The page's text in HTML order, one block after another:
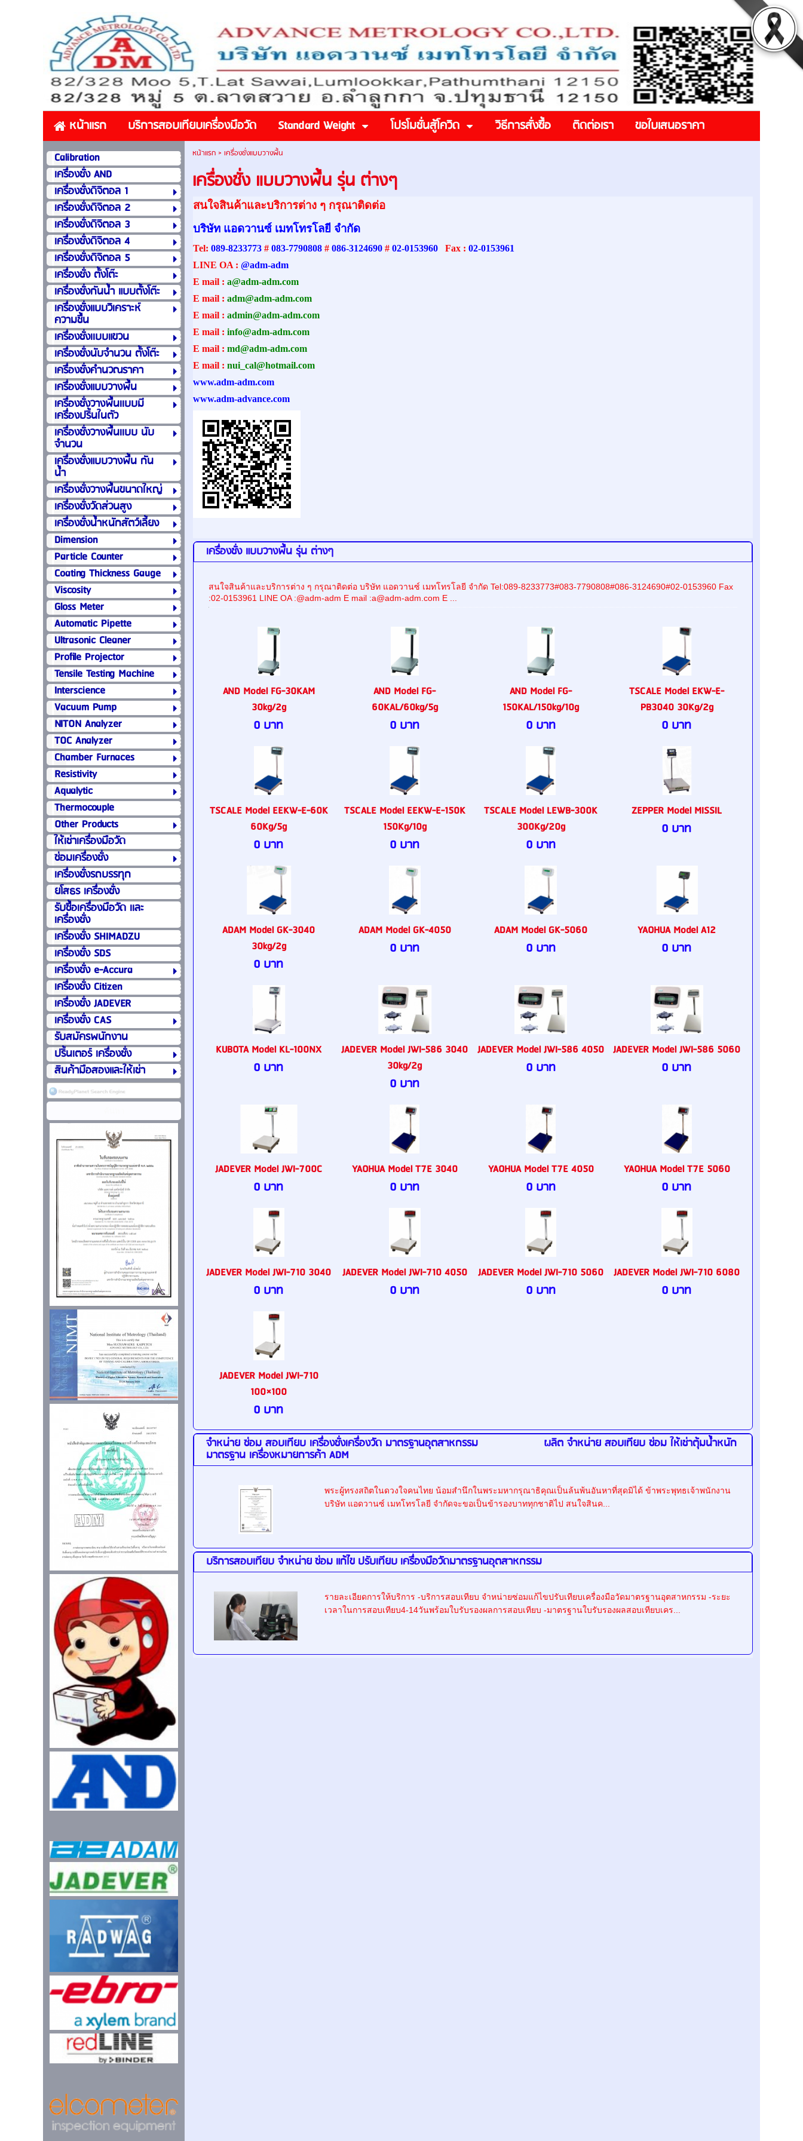
หน้าแรก บริการสอบเทียบเครื่องมือวัด Standard Weight โปรโมชั่นสู้โควิด วิธีการสั่งซื้อ ติดต่อเรา ขอใบเสนอราคา
Calibration
เครื่องชั่ง AND
เครื่องชั่งดิจิตอล 1
เครื่องชั่งดิจิตอล 2
เครื่องชั่งดิจิตอล 3
เครื่องชั่งดิจิตอล 4
เครื่องชั่งดิจิตอล 5
เครื่องชั่ง ตั้งโต๊ะ
เครื่องชั่งกันน้ำ แบบตั้งโต๊ะ
เครื่องชั่งแบบวิเคราะห์
ความชื้น
เครื่องชั่งเเบบแขวน
เครื่องชั่งนับจำนวน ตั้งโต๊ะ
เครื่องชั่งคำนวณราคา
เครื่องชั่งแบบวางพื้น
เครื่องชั่งวางพื้นเเบบมี
เครื่องปริ้นในตัว
เครื่องชั่งวางพื้นเเบบ นับ
จำนวน
เครื่องชั่งแบบวางพื้น กัน
น้ำ
เครื่องชั่งวางพื้นขนาดใหญ่
เครื่องชั่งวัดส่วนสูง
เครื่องชั่งน้ำหนักสัตว์เลี้ยง
Dimension
Particle Counter
Coating Thickness Gauge
Viscosity
Gloss Meter
Automatic Pipette
Ultrasonic Cleaner
Profile Projector
Tensile Testing Machine
Interscience
Vacuum Pump
NITON Analyzer
TOC Analyzer
Chamber Furnaces
Resistivity
Aqualytic
Thermocouple
Other Products
ให้เช่าเครื่องมือวัด
ซ่อมเครื่องชั่ง
เครื่องชั่งรถบรรทุก
ยโสธร เครื่องชั่ง
รับซื้อเครื่องมือวัด เเละ
เครื่องชั่ง
เครื่องชั่ง SHIMADZU
เครื่องชั่ง SDS
เครื่องชั่ง e-Accura
เครื่องชั่ง Citizen
เครื่องชั่ง JADEVER
เครื่องชั่ง CAS
รับสมัครพนักงาน
ปริ้นเตอร์ เครื่องชั่ง
สินค้ามือสองและให้เช่า
หน้าแรก> เครื่องชั่งแบบวางพื้น
เครื่องชั่ง แบบวางพื้น รุ่น ต่างๆ
สนใจสินค้าและบริการต่าง ๆ กรุณาติดต่อ
บริษัท แอดวานซ์ เมทโทรโลยี จำกัด
Tel: 089-8233773# 083-7790808# 086-3124690# 02-0153960Fax : 02-0153961
LINE OA : @adm-adm
E mail : a@adm-adm.com
E mail : adm@adm-adm.com
E mail : admin@adm-adm.com
E mail : info@adm-adm.com
E mail : md@adm-adm.com
E mail : nui_cal@hotmail.com
www.adm-adm.com
www.adm-advance.com
เครื่องชั่ง แบบวางพื้น รุ่น ต่างๆ
สนใจสินค้าและบริการต่าง ๆ กรุณาติดต่อ บริษัท แอดวานซ์ เมทโทรโลยี จำกัด Tel:089-8233773#083-7790808#086-3124690#02-0153960 Fax
:02-0153961 LINE OA :@adm-adm E mail :a@adm-adm.com E ...
AND Model FG-30KAM
30kg/2g
0 บาท
AND Model FG-
60KAL/60kg/5g
0 บาท
AND Model FG-
150KAL/150kg/10g
0 บาท
TSCALE Model EKW-E-
PB3040 30Kg/2g
0 บาท
TSCALE Model EEKW-E-60K
60Kg/5g
0 บาท
TSCALE Model EEKW-E-150K
150Kg/10g
0 บาท
TSCALE Model LEWB-300K
300Kg/20g
0 บาท
ZEPPER Model MISSIL
0 บาท
ADAM Model GK-3040
30kg/2g
0 บาท
ADAM Model GK-4050
0 บาท
ADAM Model GK-5060
0 บาท
YAOHUA Model A12
0 บาท
KUBOTA Model KL-100NX
0 บาท
JADEVER Model JWI-586 3040
30kg/2g
0 บาท
JADEVER Model JWI-586 4050
0 บาท
JADEVER Model JWI-586 5060
0 บาท
JADEVER Model JWI-700C
0 บาท
YAOHUA Model T7E 3040
0 บาท
YAOHUA Model T7E 4050
0 บาท
YAOHUA Model T7E 5060
0 บาท
JADEVER Model JWI-710 3040
0 บาท
JADEVER Model JWI-710 4050
0 บาท
JADEVER Model JWI-710 5060
0 บาท
JADEVER Model JWI-710 6080
0 บาท
JADEVER Model JWI-710
100×100
0 บาท
จำหน่าย ซ่อม สอบเทียบ เครื่องชั่งเครื่องวัด มาตรฐานอุตสาหกรรม ผลิต จำหน่าย สอบเทียบ ซ่อม ให้เช่าตุ้มน้ำหนัก
มาตรฐาน เครื่องหมายการค้า ADM
พระผู้ทรงสถิตในดวงใจคนไทย น้อมสำนึกในพระมหากรุณาธิคุณเป็นล้นพ้นอันหาที่สุดมิได้ ข้าพระพุทธเจ้าพนักงาน
บริษัท แอดวานซ์ เมทโทรโลยี จำกัดจะขอเป็นข้ารองบาททุกชาติไป สนใจสินค...
บริการสอบเทียบ จำหน่าย ซ่อม แก้ไข ปรับเทียบ เครื่องมือวัดมาตรฐานอุตสาหกรรม
รายละเอียดการให้บริการ -บริการสอบเทียบ จำหน่ายซ่อมแก้ไขปรับเทียบเครื่องมือวัดมาตรฐานอุตสาหกรรม -ระยะ
เวลาในการสอบเทียบ4-14วันพร้อมใบรับรองผลการสอบเทียบ -มาตรฐานใบรับรองผลสอบเทียบเคร...